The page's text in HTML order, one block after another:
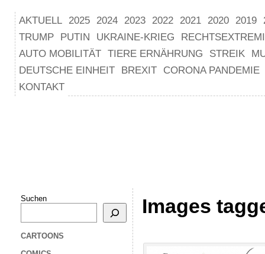
AKTUELL 2025 2024 2023 2022 2021 2020 2019
TRUMP
PUTIN UKRAINE-KRIEG
AUTO MOBILITÄT TIERE ERNÄHRUNG STREIK
DEUTSCHE EINHEIT
BREXIT
CORONA PANDEMIE
KONTAKT
Suchen
CARTOONS
Images